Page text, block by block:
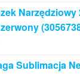
Narzędziowy
Sublimacja